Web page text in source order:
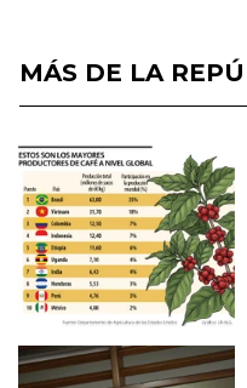
MÁS DE LA